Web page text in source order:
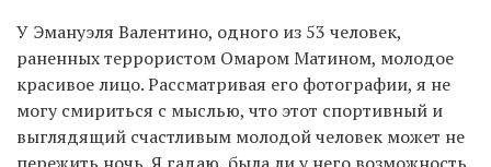
У Эмануэля Валентино, одного из 53 человек,
раненных террористом Омаром Матином, молодое
красивое лицо. Рассматривая его фотографии, я не
могу смириться с мыслью, что этот спортивный и
выглядящий счастливым молодой человек может не